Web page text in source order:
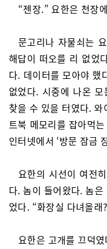
“젠장.” 요한은 천장
문고리나 자물쇠는
해답이 떠오를 리 없었
다. 데이터를 모아야 했
없었다. 시중에 나온
찾을 수 있을 터였다.
트북 메모리를 잡아먹
인터넷에서 ‘방문 잠금
요한의 시선이 여전
다. 놈이 들어왔다. 놈
었다. “화장실 다녀올래
요한은 고개를 끄덕